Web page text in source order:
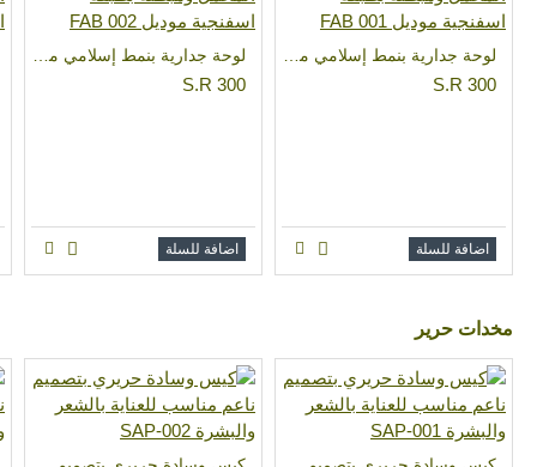
S.R 300
اضافة للسلة
لوحة جدارية بنمط إسلامي مطبوعة على خامة قماش المخمل ومبطنة بطبقة اسفنجية موديل FAB 002
S.R 300
اضافة للسلة
مخدات حرير